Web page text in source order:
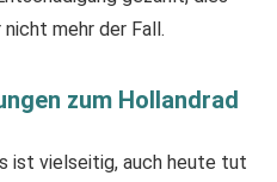
mehr der Fall.
zum Hollandrad
ist vielseitig, auch heute tut